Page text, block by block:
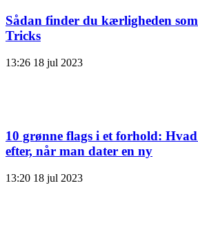
Sådan finder du kærligheden
Tricks
13:26 18 jul 2023
10 grønne flags i et forhold:
efter, når man dater en ny
13:20 18 jul 2023